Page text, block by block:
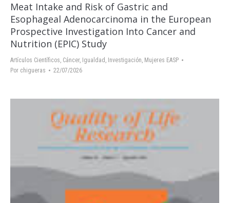
Meat Intake and Risk of Gastric and
Esophageal Adenocarcinoma in the European
Prospective Investigation Into Cancer and
Nutrition (EPIC) Study
Artículos Científicos, Cáncer, Igualdad , Investigación, Mujeres EASP
Por chigueras 22/07/2026